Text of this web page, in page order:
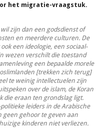
het migratie-vraagstuk.
zijn dan een godsdienst of
en meerdere culturen. De
een ideologie, een sociaal-
wezen verschilt die toestand
een bepaalde morele
[trekken zich terug]
te weinig intellectuelen zijn
over de islam, de Koran
die eraan ten grondslag ligt.
leiders in de Arabische
gehoor te geven aan
kinderen niet verliezen.